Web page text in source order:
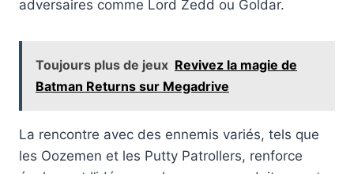
adversaires comme Lord Zedd ou Goldar.
Toujours plus de jeux Revivez la magie de
Batman Returns sur Megadrive
La rencontre avec des ennemis variés, tels que
les Oozemen et les Putty Patrollers, renforce